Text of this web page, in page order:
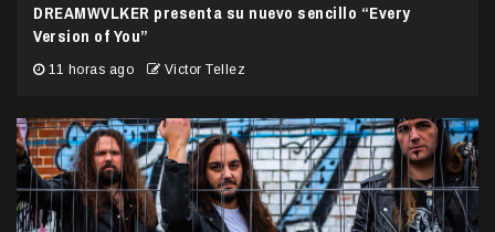
DREAMWVLKER presenta su nuevo sencillo “Every
Version of You”
11 horas ago Victor Tellez